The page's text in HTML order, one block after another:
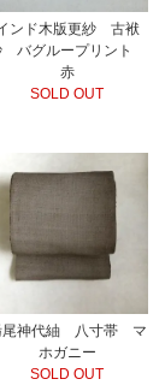
ンド木版更紗 古袱
バグループリント
赤
SOLD OUT
尾神代紬 八寸帯 マ
ホガニー
SOLD OUT